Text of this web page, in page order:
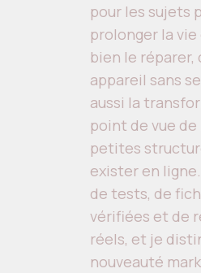
pour les sujets
prolonger la
bien le réparer,
appareil sans
aussi la
point de vue
petites
exister en
de tests, de
vérifiées et de
réels, et je
nouveauté